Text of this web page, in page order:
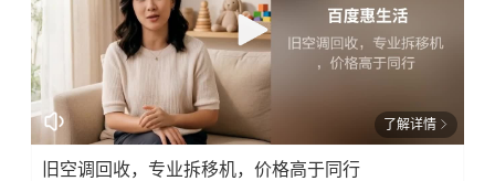
了解详情
旧空调回收，专业拆移机，价格高于同行